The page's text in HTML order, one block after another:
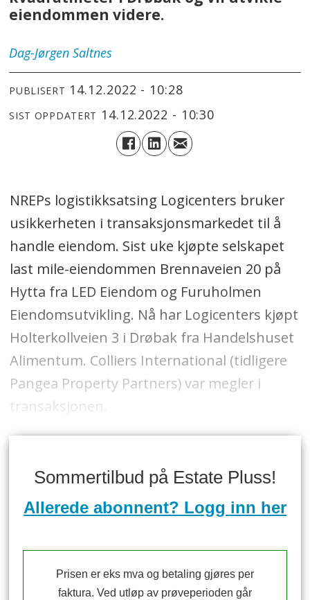
eiendommen videre.
Dag-Jørgen Saltnes
PUBLISERT 14.12.2022 - 10:28
SIST OPPDATERT 14.12.2022 - 10:30
NREPs logistikksatsing Logicenters bruker
usikkerheten i transaksjonsmarkedet til å
handle eiendom. Sist uke kjøpte selskapet
last mile-eiendommen Brennaveien 20 på
Hytta fra LED Eiendom og Furuholmen
Eiendomsutvikling. Nå har Logicenters kjøpt
Holterkollveien 3 i Drøbak fra Handelshuset
Alimentum. Colliers International (tidligere
Pangea Property Partners) var megler i
transaksjonen.
Sommertilbud på Estate Pluss!
Allerede abonnent? Logg inn her
Prisen er eks mva og betaling gjøres per
faktura. Ved utløp av prøveperioden går